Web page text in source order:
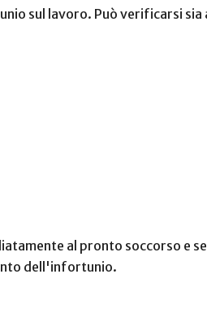
sul lavoro. Può verificarsi
al pronto soccorso e
dell'infortunio.